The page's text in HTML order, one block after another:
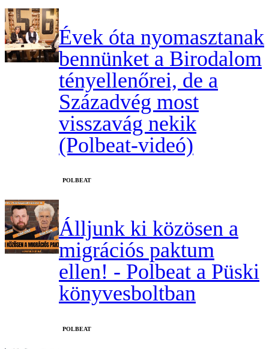
Évek óta nyomasztanak
bennünket a Birodalom
tényellenőrei, de a
Századvég most
visszavág nekik
(Polbeat-videó)
‎POLBEAT
Álljunk ki közösen a
migrációs paktum
ellen! - Polbeat a Püski
könyvesboltban
‎POLBEAT